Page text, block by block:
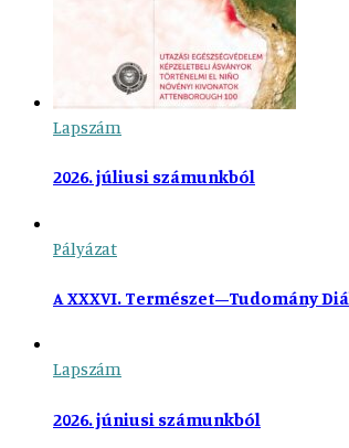
Lapszám
2026. júliusi számunkból
Pályázat
A XXXVI. Természet–Tudomány
Lapszám
2026. júniusi számunkból